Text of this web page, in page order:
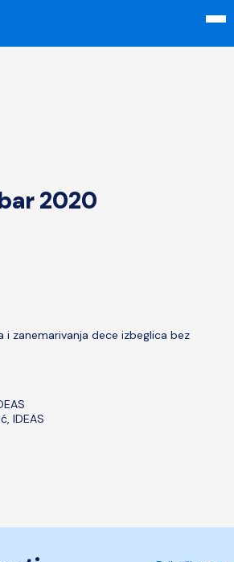
2020
i zanemarivanja dece izbeglica bez
IDEAS